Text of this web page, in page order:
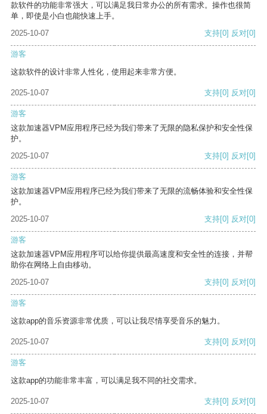
款软件的功能非常强大，可以满足我日常办公的所有需求。操作也很简
单，即使是小白也能快速上手。
2025-10-07
支持[0] 反对[0]
游客
这款软件的设计非常人性化，使用起来非常方便。
2025-10-07 支持[0] 反对[0]
游客
这款加速器VPM应用程序已经为我们带来了无限的隐私保护和安全性保
护。
2025-10-07
支持[0] 反对[0]
游客
这款加速器VPM应用程序已经为我们带来了无限的流畅体验和安全性保
护。
2025-10-07
支持[0] 反对[0]
游客
这款加速器VPM应用程序可以给你提供最高速度和安全性的连接，并帮
助你在网络上自由移动。
2025-10-07
支持[0] 反对[0]
游客
这款app的音乐资源非常优质，可以让我尽情享受音乐的魅力。
2025-10-07 支持[0] 反对[0]
游客
这款app的功能非常丰富，可以满足我不同的社交需求。
2025-10-07 支持[0] 反对[0]